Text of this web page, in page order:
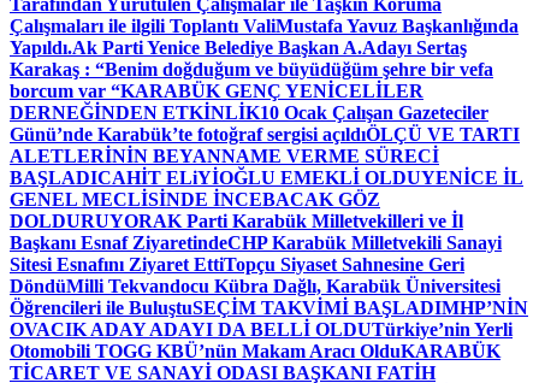
Tarafından Yürütülen Çalışmalar ile Taşkın Koruma
Çalışmaları ile ilgili Toplantı ValiMustafa Yavuz Başkanlığında
Yapıldı.Ak Parti Yenice Belediye Başkan A.Adayı Sertaş
Karakaş : “Benim doğduğum ve büyüdüğüm şehre bir vefa
borcum var “KARABÜK GENÇ YENİCELİLER
DERNEĞİNDEN ETKİNLİK10 Ocak Çalışan Gazeteciler
Günü’nde Karabük’te fotoğraf sergisi açıldıÖLÇÜ VE TARTI
ALETLERİNİN BEYANNAME VERME SÜRECİ
BAŞLADICAHİT ELiYİOĞLU EMEKLİ OLDUYENİCE İL
GENEL MECLİSİNDE İNCEBACAK GÖZ
DOLDURUYORAK Parti Karabük Milletvekilleri ve İl
Başkanı Esnaf ZiyaretindeCHP Karabük Milletvekili Sanayi
Sitesi Esnafını Ziyaret EttiTopçu Siyaset Sahnesine Geri
DöndüMilli Tekvandocu Kübra Dağlı, Karabük Üniversitesi
Öğrencileri ile BuluştuSEÇİM TAKVİMİ BAŞLADIMHP’NİN
OVACIK ADAY ADAYI DA BELLİ OLDUTürkiye’nin Yerli
Otomobili TOGG KBÜ’nün Makam Aracı OlduKARABÜK
TİCARET VE SANAYİ ODASI BAŞKANI FATİH